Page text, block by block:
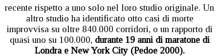
recente rispetto a uno solo nel loro studio originale. Un
altro studio ha identificato otto casi di morte
improvvisa su oltre 840.000 corridori, o un rapporto di
quasi uno su 100.000, durante 19 anni di maratone di
Londra e New York City (Pedoe 2000).